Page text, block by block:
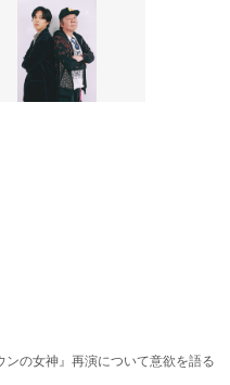
の女神』再演について意欲を語る